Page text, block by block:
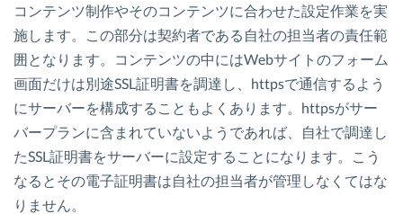
コンテンツ制作やそのコンテンツに合わせた設定作業を実
施します。この部分は契約者である自社の担当者の責任範
囲となります。コンテンツの中にはWebサイトのフォーム
画面だけは別途SSL証明書を調達し、httpsで通信するよう
にサーバーを構成することもよくあります。httpsがサー
バープランに含まれていないようであれば、自社で調達し
たSSL証明書をサーバーに設定することになります。こう
なるとその電子証明書は自社の担当者が管理しなくてはな
りません。